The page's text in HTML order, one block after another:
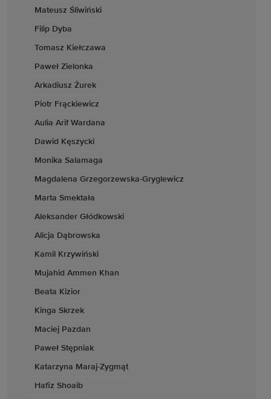
Mateusz Śliwiński
Filip Dyba
Tomasz Kiełczawa
Paweł Zielonka
Arkadiusz Żurek
Piotr Frąckiewicz
Aulia Arif Wardana
Dawid Kęszycki
Monika Salamaga
Magdalena Grzegorzewska-Gryglewicz
Marta Smektała
Aleksander Głódkowski
Alicja Dąbrowska
Kamil Krzywiński
Mujahid Ammen Khan
Beata Kizior
Kinga Skrzek
Maciej Pazdan
Paweł Stępniak
Katarzyna Maraj-Zygmąt
Hafiz Shoaib